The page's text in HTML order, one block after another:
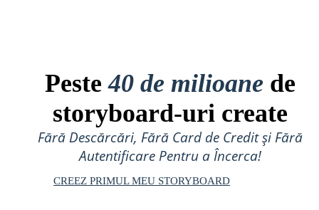
Peste40 de milioane de
storyboard-uri create
Fără Descărcări, Fără Card de Credit și Fără
Autentificare Pentru a Încerca!
CREEZ PRIMUL MEU STORYBOARD